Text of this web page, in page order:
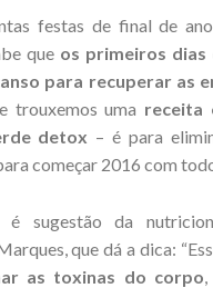
festas de final de
que os primeiros dias
para recuperar as
trouxemos uma receita
detox – é para
começar 2016 com
é sugestão da
que dá a dica:
as toxinas do corpo